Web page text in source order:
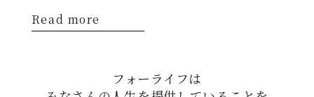
Read more
フォーライフは